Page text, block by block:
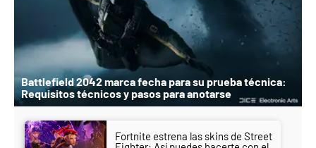
Battlefield 2042 marca fecha para su prueba técnica:
Requisitos técnicos y pasos para anotarse
Fortnite estrena las skins de Street